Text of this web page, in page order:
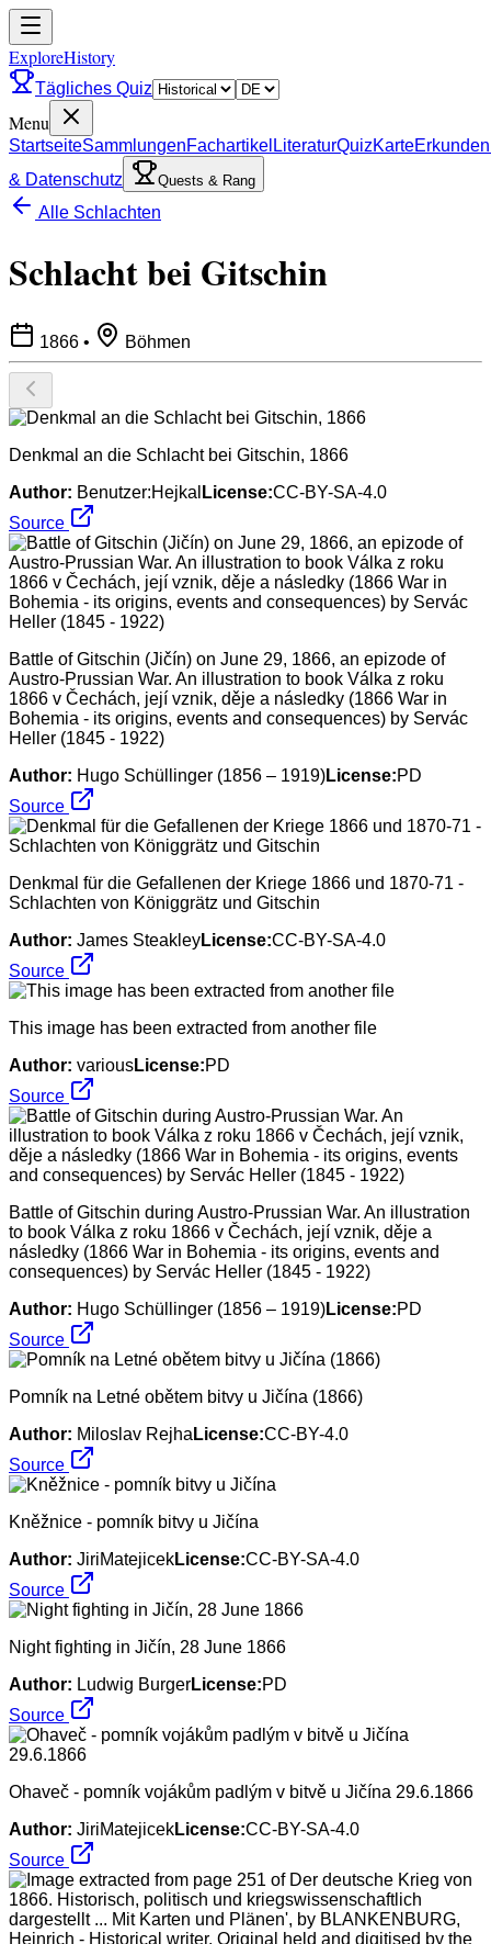
ExploreHistory
Tägliches Quiz
Menu
StartseiteSammlungenFachartikel LiteraturQuizKarteErkunden
& Datenschutz
Quests & Rang
Alle Schlachten
Schlacht bei Gitschin
1866 • Böhmen
Denkmal an die Schlacht bei Gitschin, 1866
Author: Benutzer:Hejkal License:CC-BY-SA-4.0
Source
Battle of Gitschin (Jičín) on June 29, 1866, an epizode of
Austro-Prussian War. An illustration to book Válka z roku
1866 v Čechách, její vznik, děje a následky (1866 War in
Bohemia - its origins, events and consequences) by Servác
Heller (1845 - 1922)
Author: Hugo Schüllinger (1856 – 1919)License:PD
Source
Denkmal für die Gefallenen der Kriege 1866 und 1870-71 -
Schlachten von Königgrätz und Gitschin
Author: James SteakleyLicense:CC-BY-SA-4.0
Source
This image has been extracted from another file
Author: variousLicense:PD
Source
Battle of Gitschin during Austro-Prussian War. An illustration
to book Válka z roku 1866 v Čechách, její vznik, děje a
následky (1866 War in Bohemia - its origins, events and
consequences) by Servác Heller (1845 - 1922)
Author: Hugo Schüllinger (1856 – 1919)License:PD
Source
Pomník na Letné obětem bitvy u Jičína (1866)
Author: Miloslav Rejha License:CC-BY-4.0
Source
Kněžnice - pomník bitvy u Jičína
Author: JiriMatejicekLicense:CC-BY-SA-4.0
Source
Night fighting in Jičín, 28 June 1866
Author: Ludwig BurgerLicense:PD
Source
Ohaveč - pomník vojákům padlým v bitvě u Jičína 29.6.1866
Author: JiriMatejicekLicense:CC-BY-SA-4.0
Source